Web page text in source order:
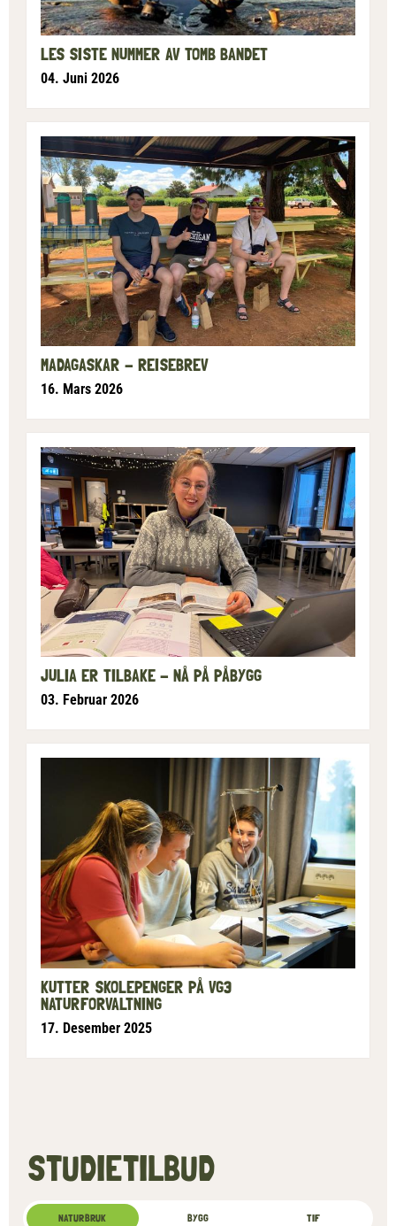
LES SISTE NUMMER AV TOMB BANDET
04. Juni 2026
MADAGASKAR - REISEBREV
16. Mars 2026
JULIA ER TILBAKE - NÅ PÅ PÅBYGG
03. Februar 2026
KUTTER SKOLEPENGER PÅ VG3
NATURFORVALTNING
17. Desember 2025
STUDIETILBUD
NATURBRUK BYGG TIF